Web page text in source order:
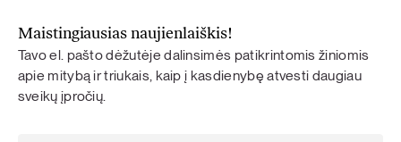
Maistingiausias naujienlaiškis!
Tavo el. pašto dėžutėje dalinsimės patikrintomis žiniomis
apie mitybą ir triukais, kaip į kasdienybę atvesti daugiau
sveikų įpročių.